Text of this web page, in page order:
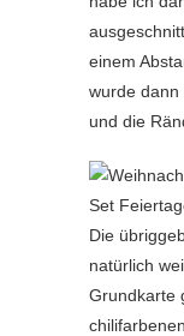
einem
wurde dann
und die
Die
natürlich
Grundkarte